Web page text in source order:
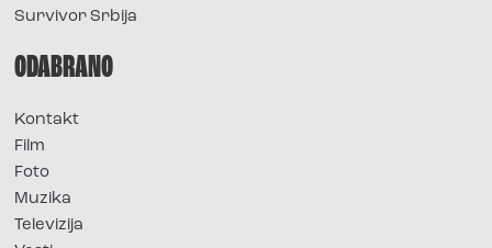
Survivor Srbija
ODABRANO
Kontakt
Film
Foto
Muzika
Televizija